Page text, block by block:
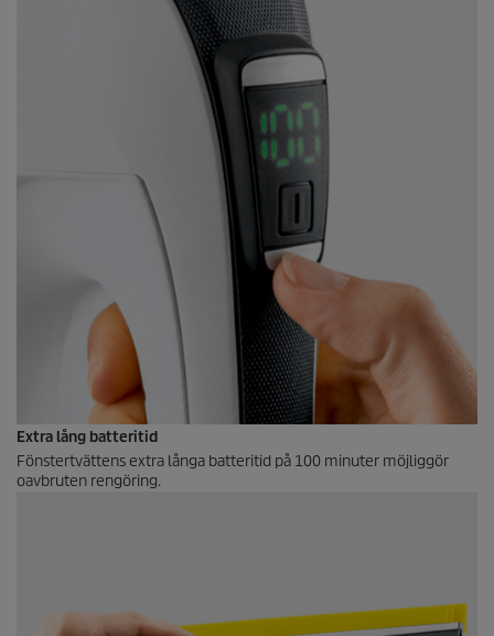
Extra lång batteritid
Fönstertvättens extra långa batteritid på 100 minuter möjliggör
oavbruten rengöring.